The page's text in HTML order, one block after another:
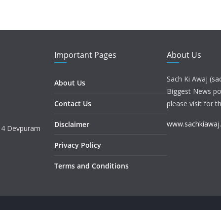
Devpuram
Important Pages
About Us
Contact Us
Disclaimer
Privacy Policy
Terms and Conditions
About Us
Sach Ki Awaj
Biggest News
please visit for